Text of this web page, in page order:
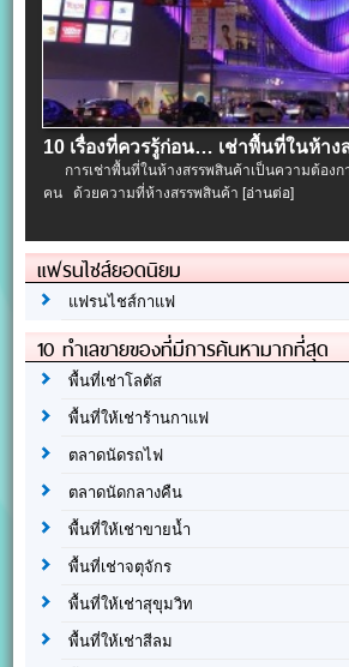
10 เรื่องที่ควรรู้ก่อน… เช่าพื้นที่ในห้าง
การเช่าพื้นที่ในห้างสรรพสินค้าเป็นความต้องก
คน ด้วยความที่ห้างสรรพสินค้า[อ่านต่อ]
แฟรนไชส์ยอดนิยม
แฟรนไชส์กาแฟ
10 ทำเลขายของที่มีการค้นหามากที่สุด
พื้นที่เช่าโลตัส
พื้นที่ให้เช่าร้านกาแฟ
ตลาดนัดรถไฟ
ตลาดนัดกลางคืน
พื้นที่ให้เช่าขายน้ำ
พื้นที่เช่าจตุจักร
พื้นที่ให้เช่าสุขุมวิท
พื้นที่ให้เช่าสีลม